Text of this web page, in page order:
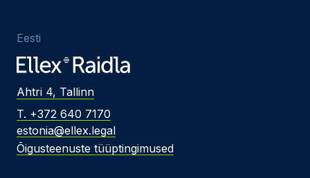
Eesti
Ahtri 4, Tallinn
T. +372 640 7170
estonia@ellex.legal
Õigusteenuste tüüptingimused